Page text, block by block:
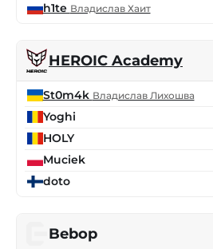
h1te Владислав Хаит
HEROIC Academy
St0m4k Владислав Лихошва
Yoghi
HOLY
Muciek
doto
Bebop